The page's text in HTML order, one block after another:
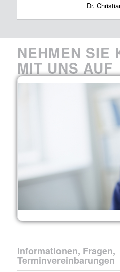
Dr.
NEHMEN SIE
MIT UNS AUF
Informationen, Fragen,
Terminvereinbarungen